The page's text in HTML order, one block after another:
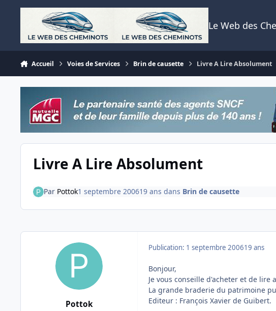
Aller au contenu
Le Web des
Accueil Voies de Services Brin de causette Livre A Lire Absolument
Livre A Lire Absolument
Par Pottok1 septembre 200619 ans dans Brin de causette
Pottok
Publication: 1 septembre 200619 ans
Bonjour,
Je vous conseille d'acheter et de lire
La grande braderie du patrimoine
Editeur : François Xavier de Guibert.